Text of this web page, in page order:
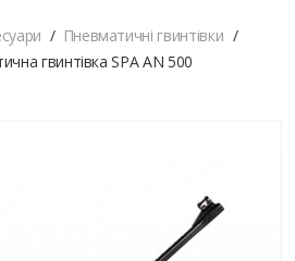
Пневматичні гвинтівки
гвинтівка SPA AN 500